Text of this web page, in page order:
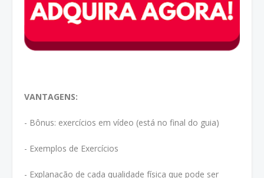
VANTAGENS:
- Bônus: exercícios em vídeo (está no final do guia)
- Exemplos de Exercícios
- Explanação de cada qualidade física que pode ser